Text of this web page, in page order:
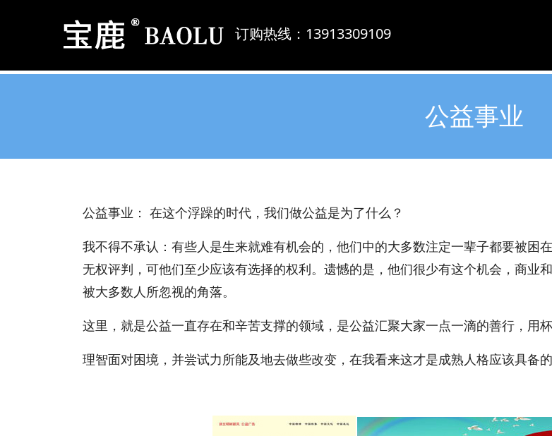
订购热线：13913309109
公益事业
公益事业： 在这个浮躁的时代，我们做公益是为了什么？
我不得不承认：有些人是生来就难有机会的，他们中的大多数注定一辈子都要被困
无权评判，可他们至少应该有选择的权利。遗憾的是，他们很少有这个机会，商业
被大多数人所忽视的角落。
这里，就是公益一直存在和辛苦支撑的领域，是公益汇聚大家一点一滴的善行，用
理智面对困境，并尝试力所能及地去做些改变，在我看来这才是成熟人格应该具备的